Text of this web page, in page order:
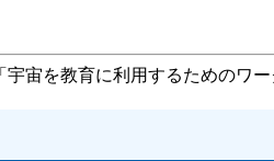
宇宙を教育に利用するためのワ